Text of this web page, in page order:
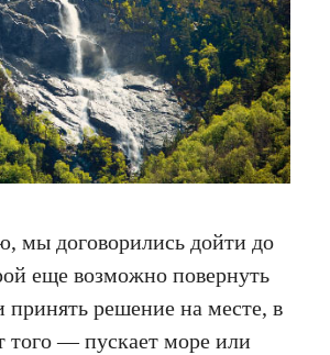
мы договорились дойти до
еще возможно повернуть
принять решение на месте, в
того — пускает море или